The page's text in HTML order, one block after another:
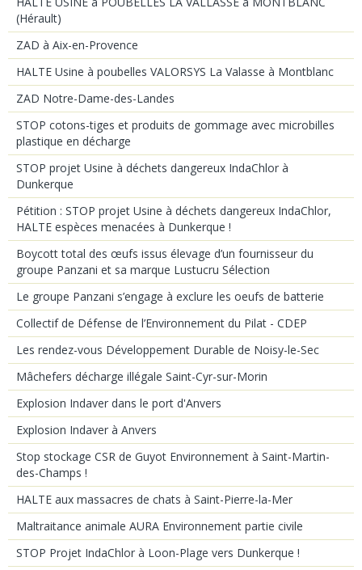
(Hérault)
ZAD à Aix-en-Provence
HALTE Usine à poubelles VALORSYS La Valasse à Montblanc
ZAD Notre-Dame-des-Landes
STOP cotons-tiges et produits de gommage avec microbilles
plastique en décharge
STOP projet Usine à déchets dangereux IndaChlor à
Dunkerque
Pétition : STOP projet Usine à déchets dangereux IndaChlor,
HALTE espèces menacées à Dunkerque !
Boycott total des œufs issus élevage d’un fournisseur du
groupe Panzani et sa marque Lustucru Sélection
Le groupe Panzani s’engage à exclure les oeufs de batterie
Collectif de Défense de l’Environnement du Pilat - CDEP
Les rendez-vous Développement Durable de Noisy-le-Sec
Mâchefers décharge illégale Saint-Cyr-sur-Morin
Explosion Indaver dans le port d'Anvers
Explosion Indaver à Anvers
Stop stockage CSR de Guyot Environnement à Saint-Martin-
des-Champs !
HALTE aux massacres de chats à Saint-Pierre-la-Mer
Maltraitance animale AURA Environnement partie civile
STOP Projet IndaChlor à Loon-Plage vers Dunkerque !